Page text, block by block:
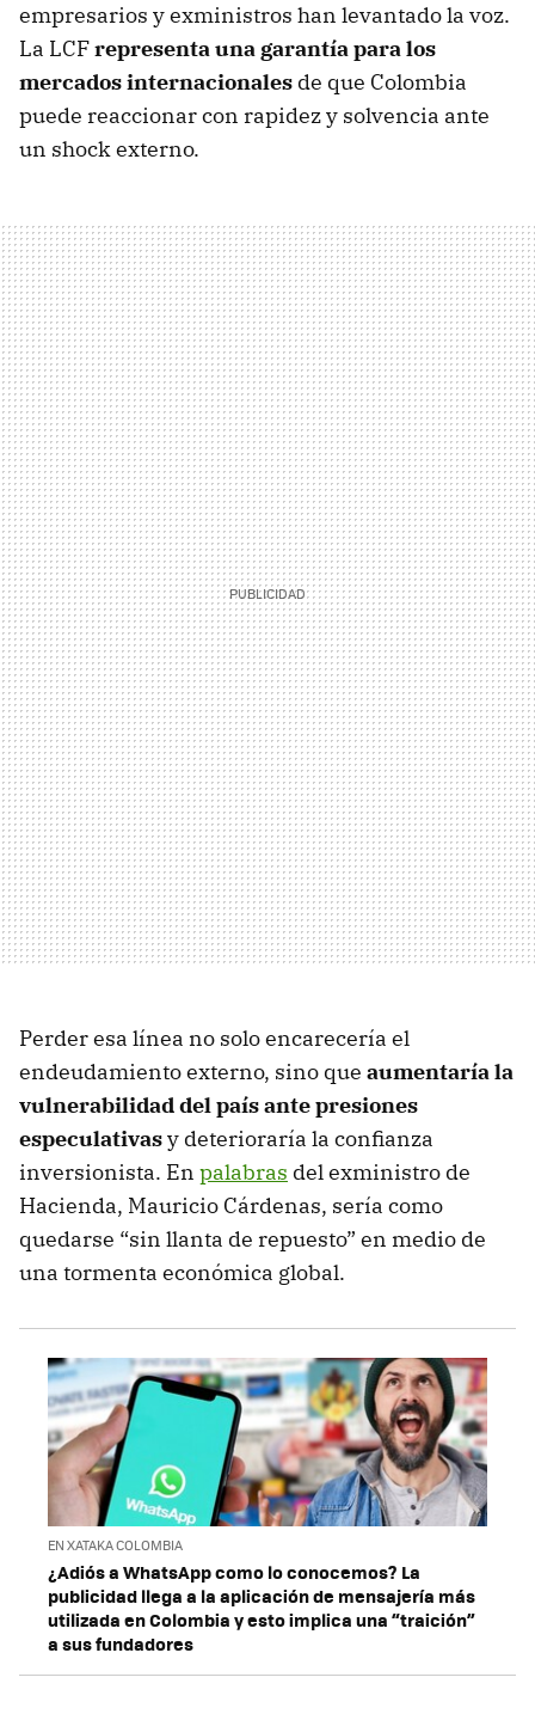
empresarios y exministros han levantado la voz.
La LCFrepresenta una garantía para los
mercados internacionales de que Colombia
puede reaccionar con rapidez y solvencia ante
un shock externo.
Perder esa línea no solo encarecería el
endeudamiento externo, sino que aumentaría la
vulnerabilidad del país ante presiones
especulativasy deterioraría la confianza
inversionista. En palabras del exministro de
Hacienda, Mauricio Cárdenas, sería como
quedarse “sin llanta de repuesto” en medio de
una tormenta económica global.
EN XATAKA COLOMBIA
¿Adiós a WhatsApp como lo conocemos? La
publicidad llega a la aplicación de mensajería más
utilizada en Colombia y esto implica una “traición”
a sus fundadores